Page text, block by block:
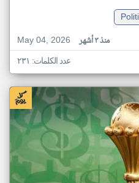
May 04, 2026
منذ ٣ أشهر
عدد الكلمات: ٢٣١